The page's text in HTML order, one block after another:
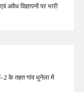
अवैध विज्ञापनों पर भारी
2 के तहत गांव धुनेला में